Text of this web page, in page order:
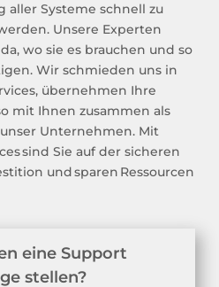
aller Systeme schnell zu
. Unsere Experten
,wo sie es brauchen und so
Wir schmieden uns in
, übernehmen Ihre
mit Ihnen zusammen als
Unternehmen. Mit
sind Sie auf der sicheren
und sparen Ressourcen
eine Support
stellen?